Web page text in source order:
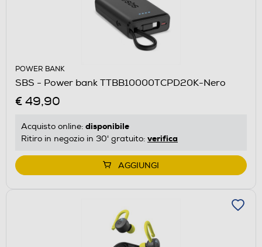
POWER BANK
SBS - Power bank TTBB10000TCPD20K-Nero
€ 49,90
Acquisto online: disponibile
Ritiro in negozio in 30' gratuito: verifica
AGGIUNGI